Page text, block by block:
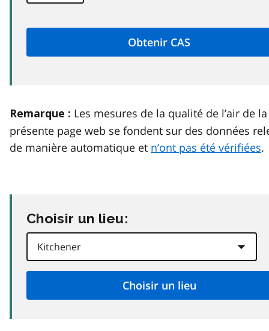
Remarque : Les mesures de la qualité de l’air de la
présente page web se fondent sur des données
de manière automatique et n’ont pas été vérifiées.
Choisir un lieu: